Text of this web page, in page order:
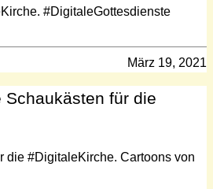
#DigitaleGottesdienste
März 19, 2021
Schaukästen für die
die #DigitaleKirche. Cartoons von